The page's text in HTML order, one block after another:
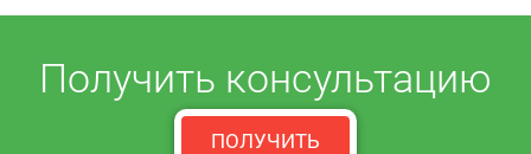
Получить консультацию
ПОЛУЧИТЬ